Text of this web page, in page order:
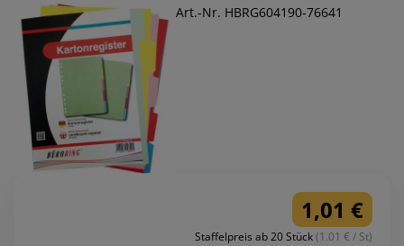
Art.-Nr. HBRG604190-76641
1,01 €
Staffelpreis ab 20 Stück(1.01 € / St)